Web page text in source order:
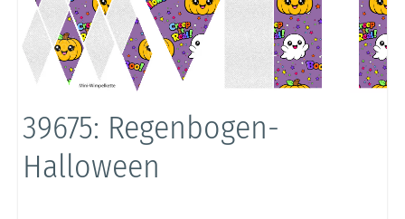
39675: Regenbogen-
Halloween